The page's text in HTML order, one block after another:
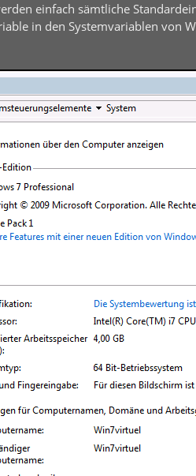
einfach sämtliche
in den Systemvariablen von